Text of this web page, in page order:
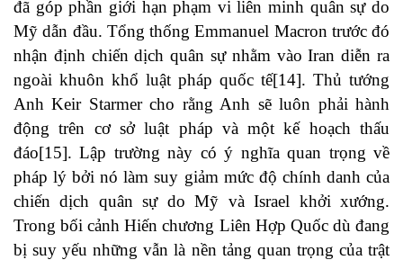
đã góp phần giới hạn phạm vi liên minh quân sự do
Mỹ dẫn đầu. Tổng thống Emmanuel Macron trước đó
nhận định chiến dịch quân sự nhằm vào Iran diễn ra
ngoài khuôn khổ luật pháp quốc tế[14]. Thủ tướng
Anh Keir Starmer cho rằng Anh sẽ luôn phải hành
động trên cơ sở luật pháp và một kế hoạch thấu
đáo[15]. Lập trường này có ý nghĩa quan trọng về
pháp lý bởi nó làm suy giảm mức độ chính danh của
chiến dịch quân sự do Mỹ và Israel khởi xướng.
Trong bối cảnh Hiến chương Liên Hợp Quốc dù đang
bị suy yếu những vẫn là nền tảng quan trọng của trật